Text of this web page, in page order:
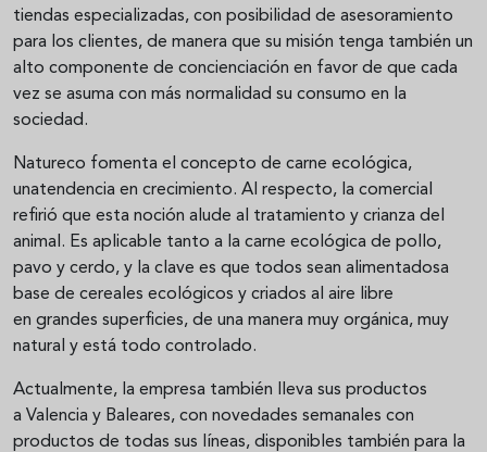
tiendas especializadas, con posibilidad de asesoramiento
para los clientes, de manera que su misión tenga también un
alto componente de concienciación en favor de que cada
vez se asuma con más normalidad su consumo en la
sociedad.
Natureco fomenta el concepto de carne ecológica,
unatendencia en crecimiento. Al respecto, la comercial
refirió que esta noción alude al tratamiento y crianza del
animal. Es aplicable tanto a la carne ecológica de pollo,
pavo y cerdo, y la clave es que todos sean alimentadosa
base de cereales ecológicos y criados al aire libre
en grandes superficies, de una manera muy orgánica, muy
natural y está todo controlado.
Actualmente, la empresa también lleva sus productos
a Valencia y Baleares, con novedades semanales con
productos de todas sus líneas, disponibles también para la